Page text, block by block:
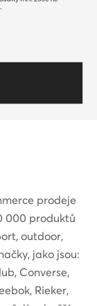
prodeje
000 produktů
outdoor,
jako jsou:
Converse,
Rieker,